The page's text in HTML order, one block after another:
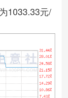
1033.33元/